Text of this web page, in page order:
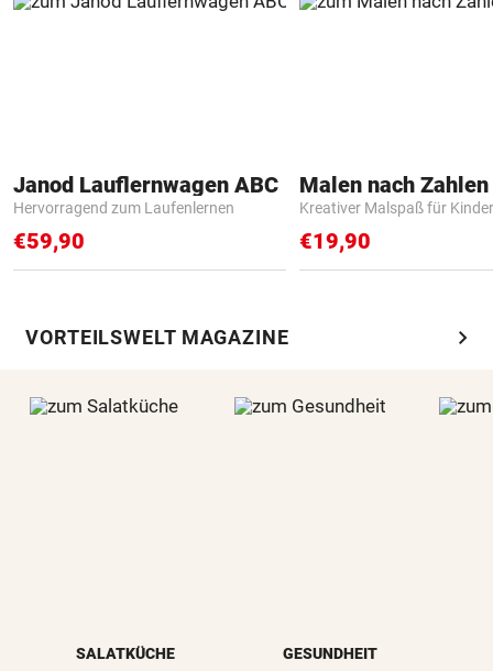
Janod Lauflernwagen ABC
Hervorragend zum Laufenlernen
€59,90
Kreativer Malspaß für Kinder
€19,90
VORTEILSWELT MAGAZINE chevron_right
SALATKÜCHE GESUNDHEIT